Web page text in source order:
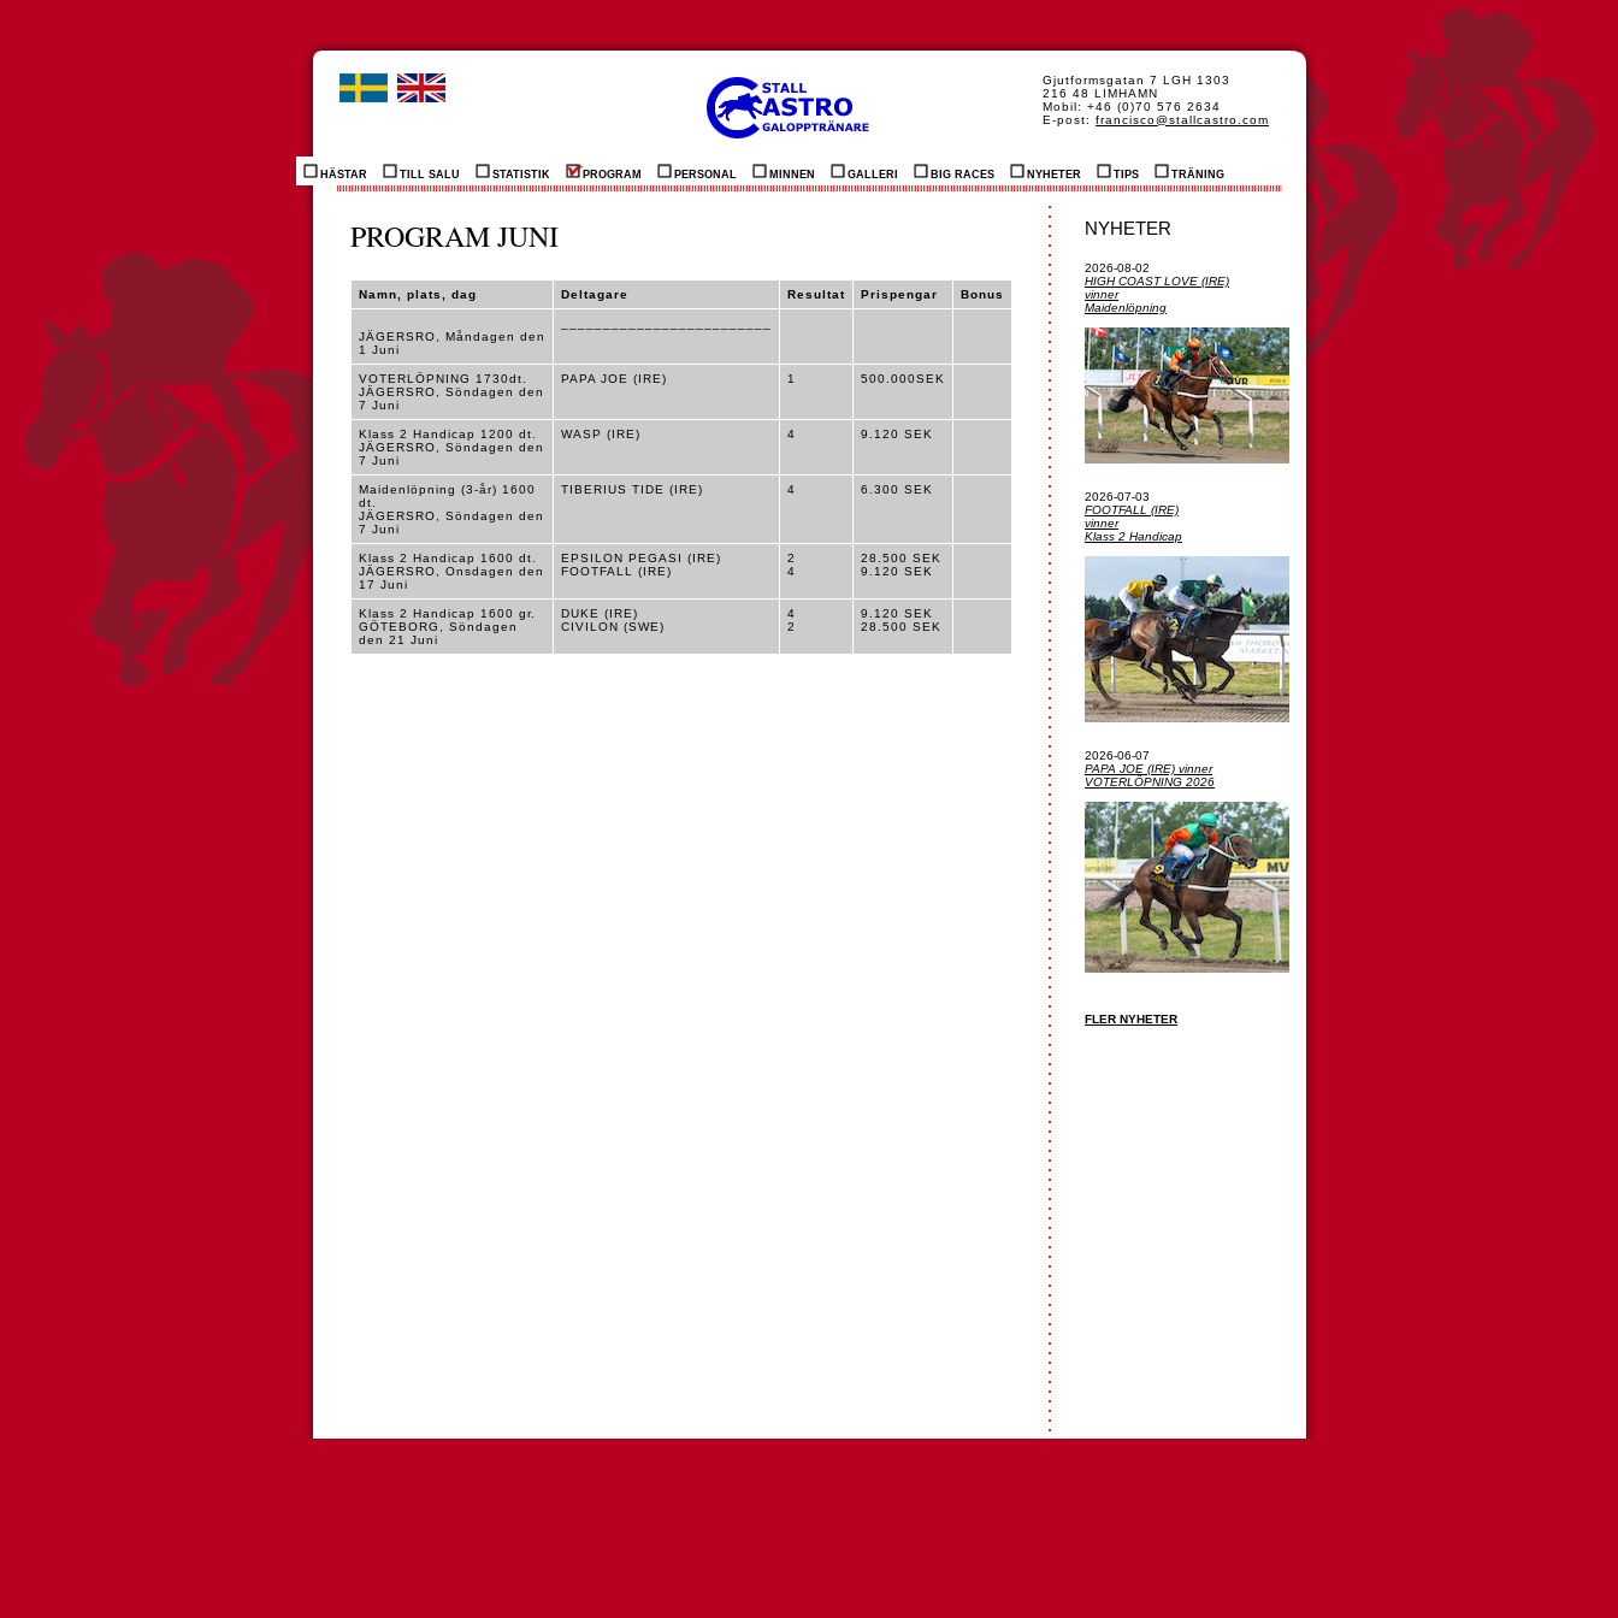
Gjutformsgatan 7 LGH 1303
216 48 LIMHAMN
Mobil: +46 (0)70 576 2634
E-post: francisco@stallcastro.com
HÄSTAR TILL SALU STATISTIK PROGRAM PERSONAL MINNEN GALLERI BIG RACES NYHETER TIPS TRÄNING
NYHETER
2026-08-02
HIGH COAST LOVE (IRE)
vinner
Maidenlöpning
2026-07-03
FOOTFALL (IRE)
vinner
Klass 2 Handicap
2026-06-07
PAPA JOE (IRE) vinner
VOTERLÖPNING 2026
FLER NYHETER
PROGRAM JUNI
Namn, plats, dag Deltagare Resultat Prispengar Bonus
JÄGERSRO, Måndagen den
1 Juni
VOTERLÖPNING 1730dt.
JÄGERSRO, Söndagen den
7 Juni
PAPA JOE (IRE) 1 500.000SEK
Klass 2 Handicap 1200 dt.
JÄGERSRO, Söndagen den
7 Juni
WASP (IRE) 4 9.120 SEK
Maidenlöpning (3-år) 1600
dt.
JÄGERSRO, Söndagen den
7 Juni
TIBERIUS TIDE (IRE) 4 6.300 SEK
Klass 2 Handicap 1600 dt.
JÄGERSRO, Onsdagen den
17 Juni
EPSILON PEGASI (IRE)
FOOTFALL (IRE)
2
4
28.500 SEK
9.120 SEK
Klass 2 Handicap 1600 gr.
GÖTEBORG, Söndagen
den 21 Juni
DUKE (IRE)
CIVILON (SWE)
4
2
9.120 SEK
28.500 SEK